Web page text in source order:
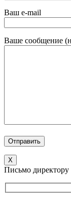
Ваш e-mail
Ваше сообщение
X
Письмо директору